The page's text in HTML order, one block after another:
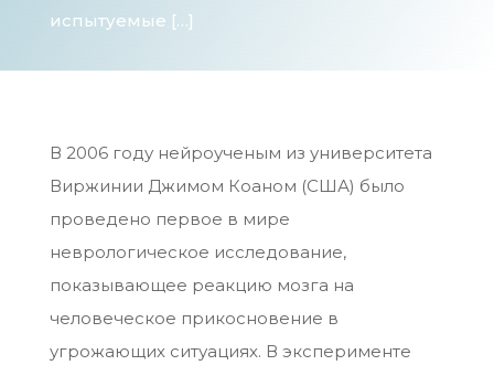
испытуемые […]
В 2006 году нейроученым из университета
Виржинии Джимом Коаном (США) было
проведено первое в мире
неврологическое исследование,
показывающее реакцию мозга на
человеческое прикосновение в
угрожающих ситуациях. В эксперименте